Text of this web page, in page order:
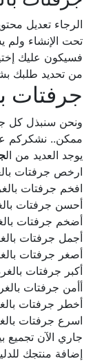
الرجاء تعديل
تحت الإنشاء ولم
فسيكون عليك
من تحديد طلبك
جرفتات
ونحن سنبذل كل
ممكن.. نشكركم
يوجد العديد من ال
ارخص جرفتات
افخم جرفتات
أحسن جرفتات
أضخم جرفتات
أجمل جرفتات
أصغر جرفتات
أكبر جرفتات
أأمن جرفتات
أخطر جرفتات
اسرع جرفتات
جاري الآن تجميع
إضافة منتجك للدليل